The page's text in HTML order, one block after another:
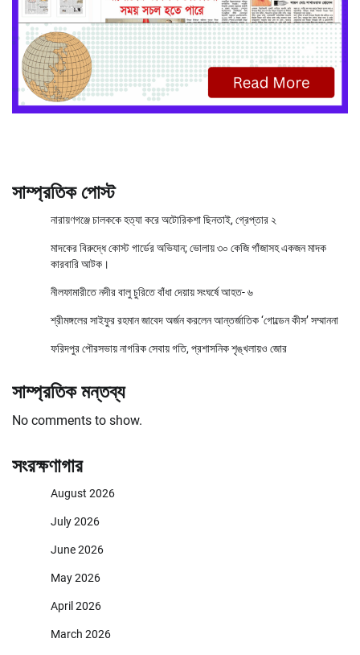
সাম্প্রতিক পোস্ট
নারায়ণগঞ্জে চালককে হত্যা করে অটোরিকশা ছিনতাই, গ্রেপ্তার ২
মাদকের বিরুদ্ধে কোস্ট গার্ডের অভিযান; ভোলায় ৩০ কেজি গাঁজাসহ একজন মাদক
কারবারি আটক।
নীলফামারীতে নদীর বালু চুরিতে বাঁধা দেয়ায় সংঘর্ষে আহত- ৬
শ্রীমঙ্গলের সাইফুর রহমান জাবেদ অর্জন করলেন আন্তর্জাতিক ‘গোল্ডেন কীস’ সম্মাননা
ফরিদপুর পৌরসভায় নাগরিক সেবায় গতি, প্রশাসনিক শৃঙ্খলায়ও জোর
সাম্প্রতিক মন্তব্য
No comments to show.
সংরক্ষণাগার
August 2026
July 2026
June 2026
May 2026
April 2026
March 2026